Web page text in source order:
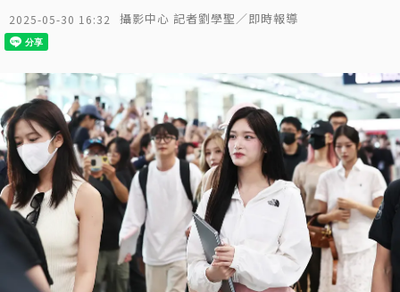
2025-05-30 16:32 攝影中心 記者劉學聖／即時報導